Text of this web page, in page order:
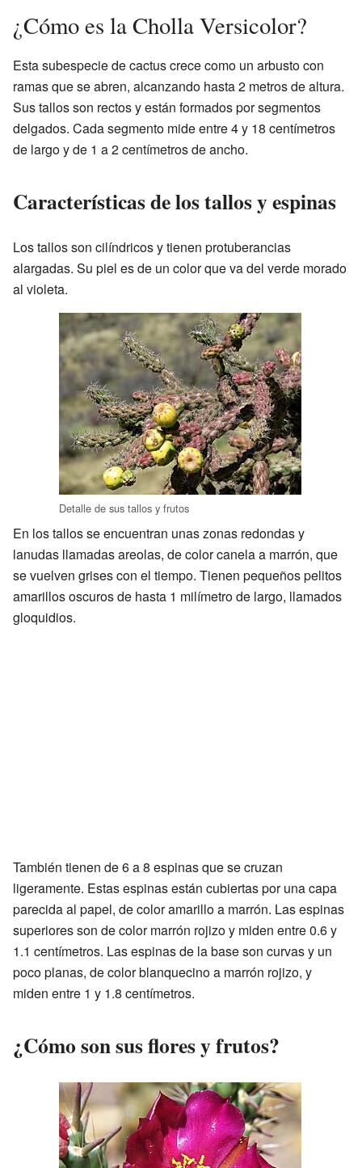
¿Cómo es la Cholla Versicolor?
Esta subespecie de cactus crece como un arbusto con
ramas que se abren, alcanzando hasta 2 metros de altura.
Sus tallos son rectos y están formados por segmentos
delgados. Cada segmento mide entre 4 y 18 centímetros
de largo y de 1 a 2 centímetros de ancho.
Características de los tallos y espinas
Los tallos son cilíndricos y tienen protuberancias
alargadas. Su piel es de un color que va del verde morado
al violeta.
Detalle de sus tallos y frutos
En los tallos se encuentran unas zonas redondas y
lanudas llamadas areolas, de color canela a marrón, que
se vuelven grises con el tiempo. Tienen pequeños pelitos
amarillos oscuros de hasta 1 milímetro de largo, llamados
gloquidios.
También tienen de 6 a 8 espinas que se cruzan
ligeramente. Estas espinas están cubiertas por una capa
parecida al papel, de color amarillo a marrón. Las espinas
superiores son de color marrón rojizo y miden entre 0.6 y
1.1 centímetros. Las espinas de la base son curvas y un
poco planas, de color blanquecino a marrón rojizo, y
miden entre 1 y 1.8 centímetros.
¿Cómo son sus flores y frutos?